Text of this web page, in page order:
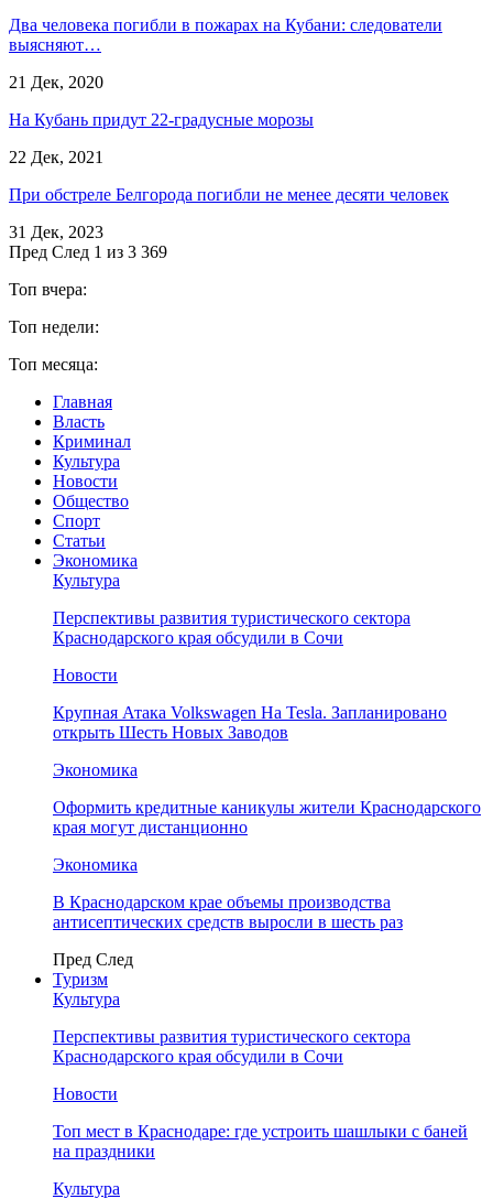
Два человека погибли в пожарах на Кубани: следователи
выясняют…
21 Дек, 2020
На Кубань придут 22-градусные морозы
22 Дек, 2021
При обстреле Белгорода погибли не менее десяти человек
31 Дек, 2023
Пред След 1 из 3 369
Топ вчера:
Топ недели:
Топ месяца:
Главная
Власть
Криминал
Культура
Новости
Общество
Спорт
Статьи
Экономика
Культура
Перспективы развития туристического сектора
Краснодарского края обсудили в Сочи
Новости
Крупная Атака Volkswagen На Tesla. Запланировано
открыть Шесть Новых Заводов
Экономика
Оформить кредитные каникулы жители Краснодарского
края могут дистанционно
Экономика
В Краснодарском крае объемы производства
антисептических средств выросли в шесть раз
Пред След
Туризм
Культура
Перспективы развития туристического сектора
Краснодарского края обсудили в Сочи
Новости
Топ мест в Краснодаре: где устроить шашлыки с баней
на праздники
Культура